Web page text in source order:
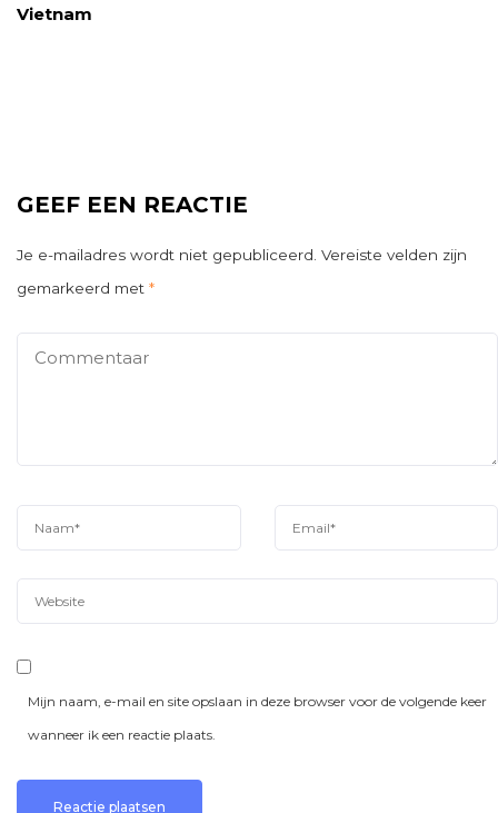
Vietnam
GEEF EEN REACTIE
Je e-mailadres wordt niet gepubliceerd. Vereiste velden zijn
gemarkeerd met *
Mijn naam, e-mail en site opslaan in deze browser voor de volgende keer
wanneer ik een reactie plaats.